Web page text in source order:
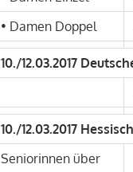
• Damen Doppel
10./12.03.2017
10./12.03.2017
Seniorinnen über